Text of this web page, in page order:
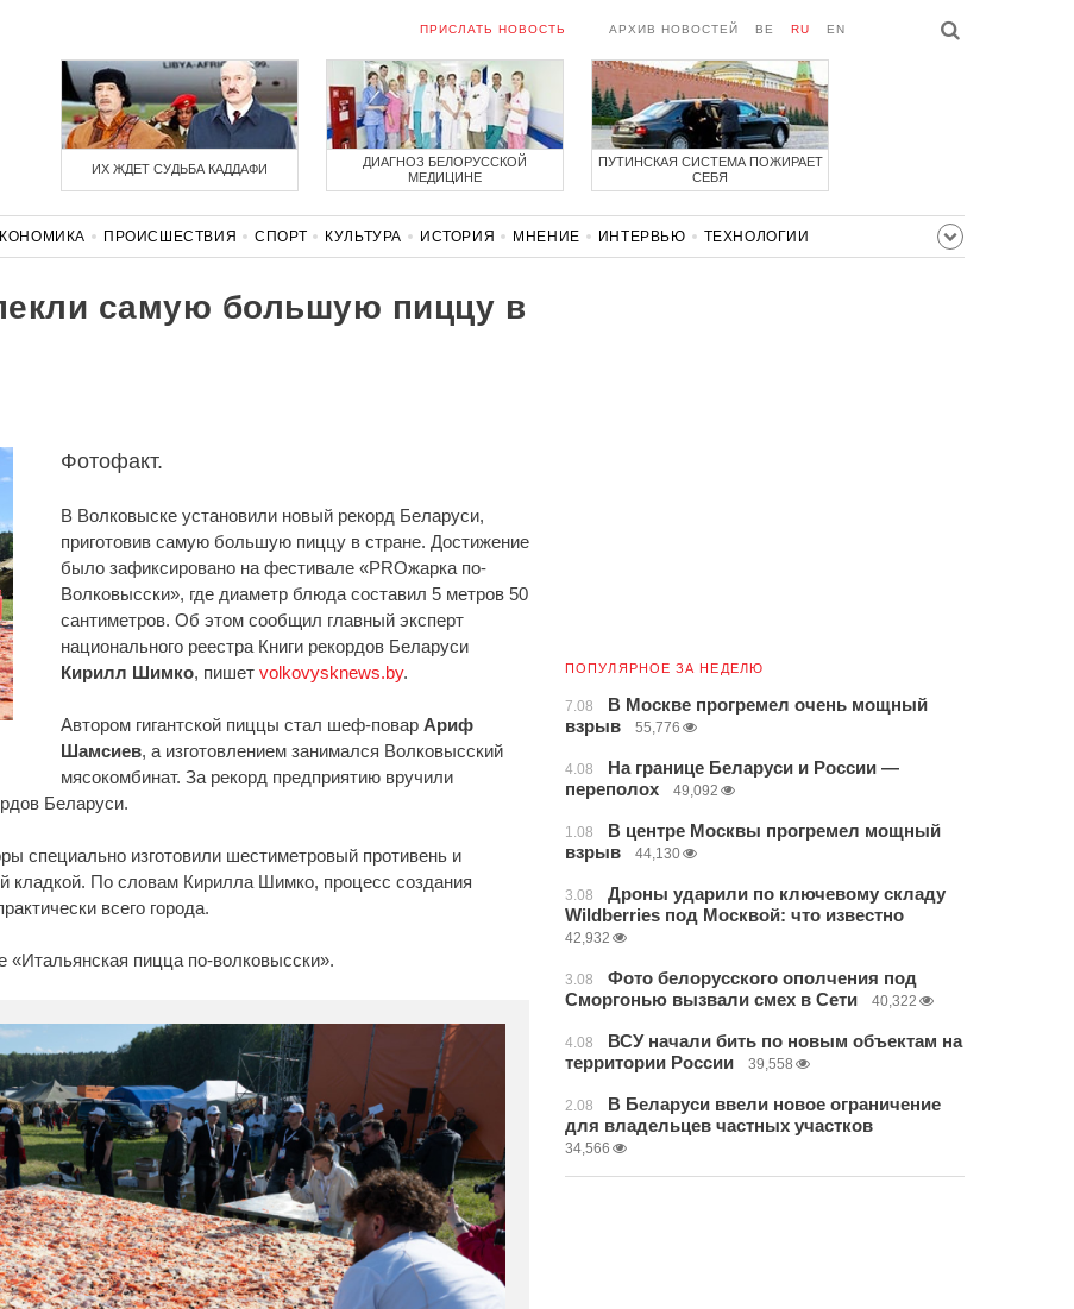
ПРИСЛАТЬ НОВОСТЬ АРХИВ НОВОСТЕЙ BE RU EN
ИХ ЖДЕТ СУДЬБА КАДДАФИ
ДИАГНОЗ БЕЛОРУССКОЙ
МЕДИЦИНЕ
ПУТИНСКАЯ СИСТЕМА ПОЖИРАЕТ
СЕБЯ
ПРОИСШЕСТВИЯ СПОРТ КУЛЬТУРА ИСТОРИЯ МНЕНИЕ ИНТЕРВЬЮ
ТЕХНОЛОГИИ
самую большую пиццу в
Фотофакт.
В Волковыске установили новый рекорд Беларуси,
приготовив самую большую пиццу в стране. Достижение
было зафиксировано на фестивале «PROжарка по-
Волковысски», где диаметр блюда составил 5 метров 50
сантиметров. Об этом сообщил главный эксперт
национального реестра Книги рекордов Беларуси
Кирилл Шимко, пишет volkovysknews.by.
Автором гигантской пиццы стал шеф-повар Ариф
Шамсиев, а изготовлением занимался Волковысский
мясокомбинат. За рекорд предприятию вручили
Беларуси.
специально изготовили шестиметровый противень и
кладкой. По словам Кирилла Шимко, процесс создания
всего города.
пицца по-волковысски».
ПОПУЛЯРНОЕ ЗА НЕДЕЛЮ
7.08
В Москве прогремел очень мощный
взрыв
55,776
4.08
На границе Беларуси и России —
переполох
49,092
1.08
В центре Москвы прогремел мощный
взрыв
44,130
3.08
Дроны ударили по ключевому складу
Wildberries под Москвой: что известно
42,932
3.08
Фото белорусского ополчения под
Сморгонью вызвали смех в Сети
40,322
4.08
ВСУ начали бить по новым объектам на
территории России
39,558
2.08
В Беларуси ввели новое ограничение
для владельцев частных участков
34,566